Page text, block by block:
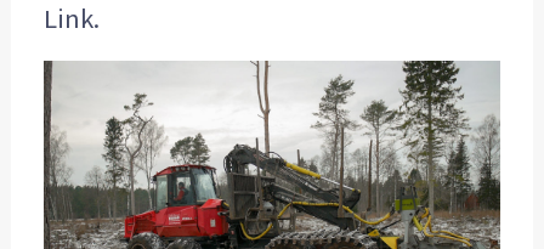
Link.